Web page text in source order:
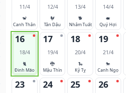
11/4
🐒
Canh Thân
12/4
🐓
Tân Dậu
13/4
🐕
Nhâm Tuất
14/4
🐖
Quý Hợi
16
18/4
🐈
Đinh Mão
17
19/4
🐉
Mậu Thìn
18
20/4
🐍
Kỷ Tỵ
19
21/4
🐎
Canh Ngọ
23 24 25 26